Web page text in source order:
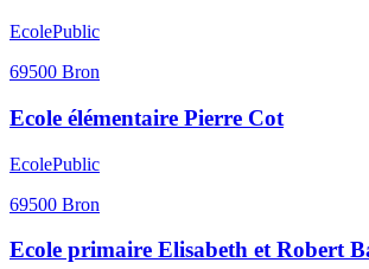
EcolePublic
69500 Bron
Ecole élémentaire Pierre Cot
EcolePublic
69500 Bron
Ecole primaire Elisabeth et Robert